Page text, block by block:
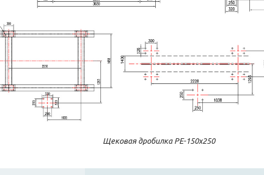
Щековая дробилка PE-150х250